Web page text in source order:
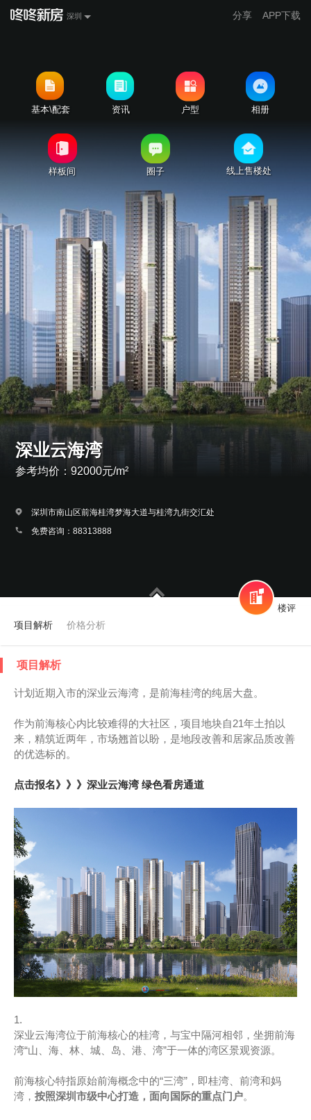
深圳 分享 APP下载
基本\配套 资讯 户型 相册
样板间 圈子 线上售楼处
深业云海湾
参考均价：92000元/m²
深圳市南山区前海桂湾梦海大道与桂湾九街交汇处
免费咨询：88313888
楼评
项目解析 价格分析
项目解析
计划近期入市的深业云海湾，是前海桂湾的纯居大盘。
作为前海核心内比较难得的大社区，项目地块自21年土拍以
来，精筑近两年，市场翘首以盼，是地段改善和居家品质改善
的优选标的。
点击报名》》》深业云海湾 绿色看房通道
1.
深业云海湾位于前海核心的桂湾，与宝中隔河相邻，坐拥前海
湾“山、海、林、城、岛、港、湾”于一体的湾区景观资源。
前海核心特指原始前海概念中的“三湾”，即桂湾、前湾和妈
湾， 按照深圳市级中心打造，面向国际的重点门户。